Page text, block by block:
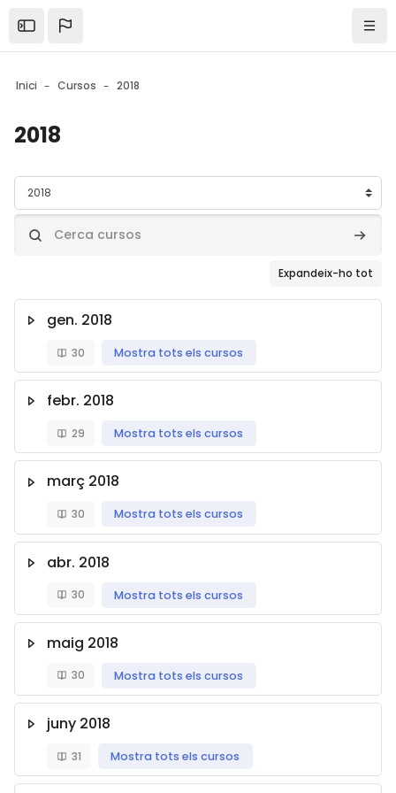
Open the sidebar
Inici Cursos 2018
2018
Blocs
Categories de cursos
Cerca cursos
Expandeix-ho tot
gen. 2018
30 Mostra tots els cursos
febr. 2018
29 Mostra tots els cursos
març 2018
30 Mostra tots els cursos
abr. 2018
30 Mostra tots els cursos
maig 2018
30 Mostra tots els cursos
juny 2018
31 Mostra tots els cursos